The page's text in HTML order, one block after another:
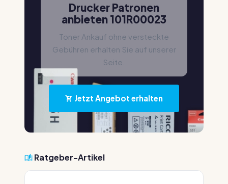
Drucker Patronen
anbieten 101R00023
Toner Ankauf ohne versteckte
Gebühren erhalten Sie auf unserer
Seite.
Jetzt Angebot erhalten
Ratgeber-Artikel